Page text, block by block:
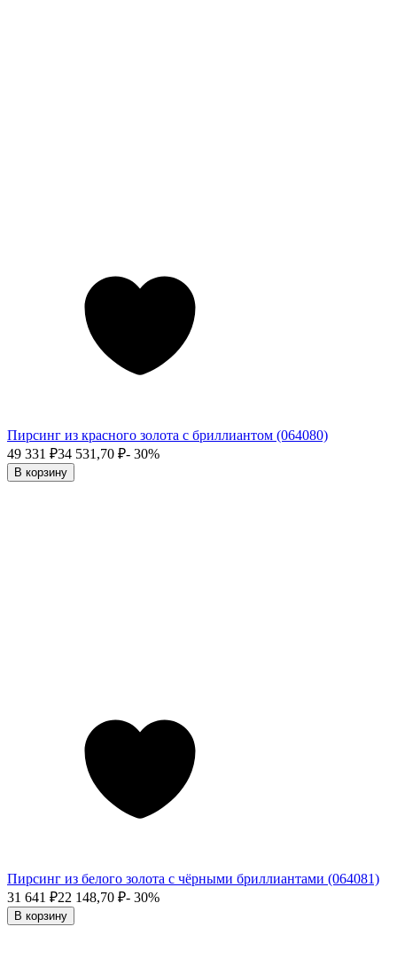
Пирсинг из красного золота с бриллиантом (064080)
49 331 ₽34 531,70 ₽- 30%
В корзину
Пирсинг из белого золота с чёрными бриллиантами (064081)
31 641 ₽22 148,70 ₽- 30%
В корзину